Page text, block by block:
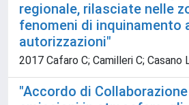
regionale, rilasciate nelle
fenomeni di inquinamento
autorizzazioni"
2017 Cafaro C; Camilleri C;
"Accordo di